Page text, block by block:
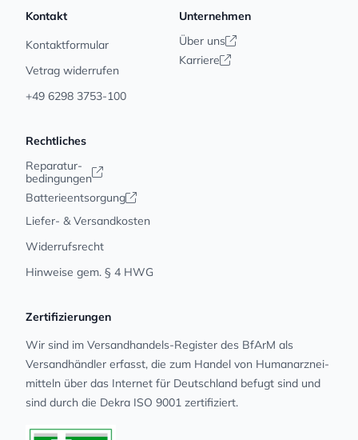
Kontakt
Kontaktformular
Vetrag widerrufen
+49 6298 3753-100
Unternehmen
Über uns
Karriere
Rechtliches
Reparatur-
bedingungen
Batterieentsorgung
Liefer- & Versandkosten
Widerrufsrecht
Hinweise gem. § 4 HWG
Zertifizierungen
Wir sind im Versandhandels-Register des BfArM als
Versandhändler erfasst, die zum Handel von Human­arz­nei­
mit­teln über das Internet für Deutschland befugt sind und
sind durch die Dekra ISO 9001 zertifiziert.